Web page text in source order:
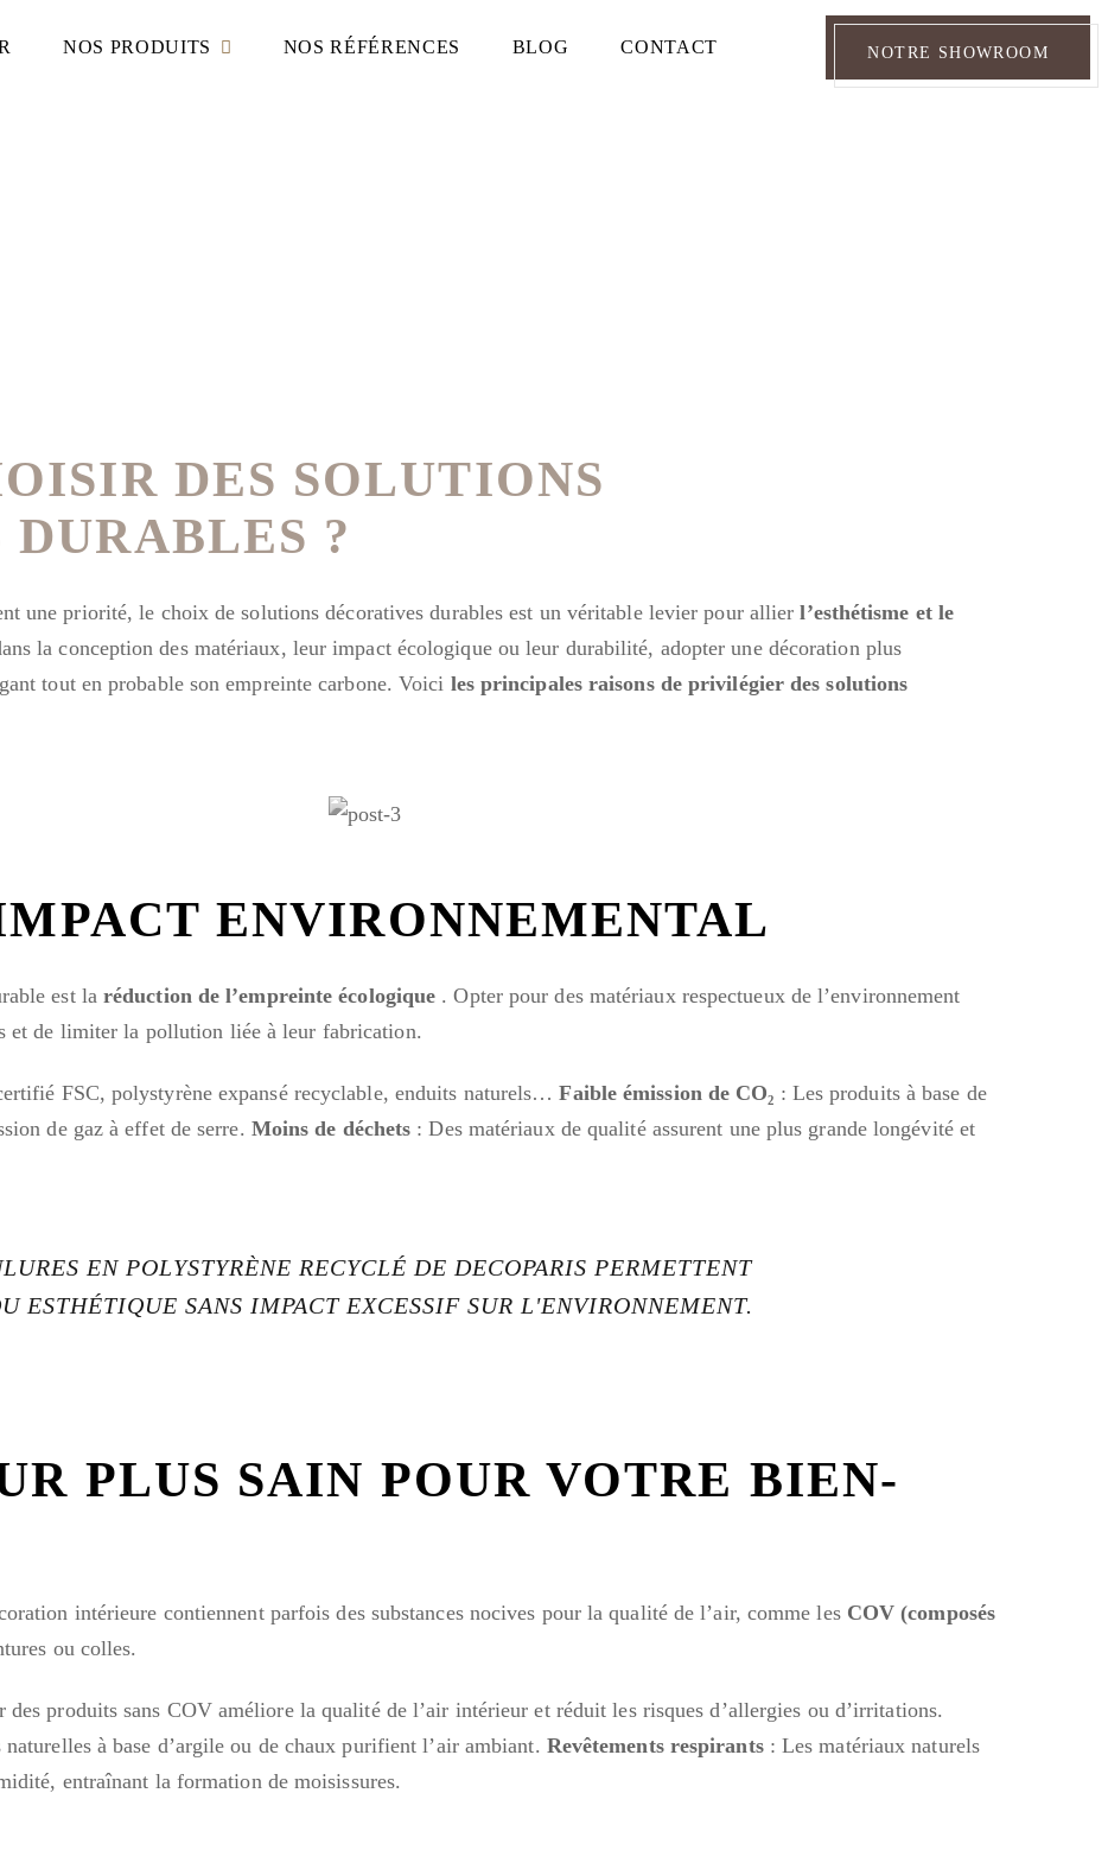
NOS PRODUITS NOS RÉFÉRENCES BLOG CONTACT NOTRE SHOWROOM
DES SOLUTIONS
?
une priorité, le choix de solutions décoratives durables est un véritable levier pour allierl’esthétisme et le
la conception des matériaux, leur impact écologique ou leur durabilité, adopter une décoration plus
tout en probable son empreinte carbone. Voici les principales raisons de privilégier des solutions
ENVIRONNEMENTAL
est laréduction de l’empreinte écologique . Opter pour des matériaux respectueux de l’environnement
et de limiter la pollution liée à leur fabrication.
FSC, polystyrène expansé recyclable, enduits naturels…Faible émission de CO₂ : Les produits à base de
de gaz à effet de serre. Moins de déchets : Des matériaux de qualité assurent une plus grande longévité et
EN POLYSTYRÈNE RECYCLÉ DE DECOPARIS PERMETTENT
ESTHÉTIQUE SANS IMPACT EXCESSIF SUR L'ENVIRONNEMENT.
PLUS SAIN POUR VOTRE BIEN-
intérieure contiennent parfois des substances nocives pour la qualité de l’air, comme les COV (composés
ou colles.
des produits sans COV améliore la qualité de l’air intérieur et réduit les risques d’allergies ou d’irritations.
à base d’argile ou de chaux purifient l’air ambiant. Revêtements respirants : Les matériaux naturels
entraînant la formation de moisissures.